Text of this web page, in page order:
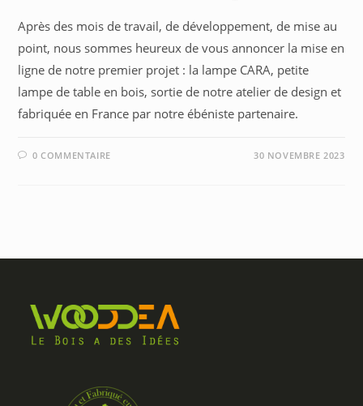
Après des mois de travail, de développement, de mise au
point, nous sommes heureux de vous annoncer la mise en
ligne de notre premier projet : la lampe CARA, petite
lampe de table en bois, sortie de notre atelier de design et
fabriquée en France par notre ébéniste partenaire.
0 COMMENTAIRE 30 NOVEMBRE 2023